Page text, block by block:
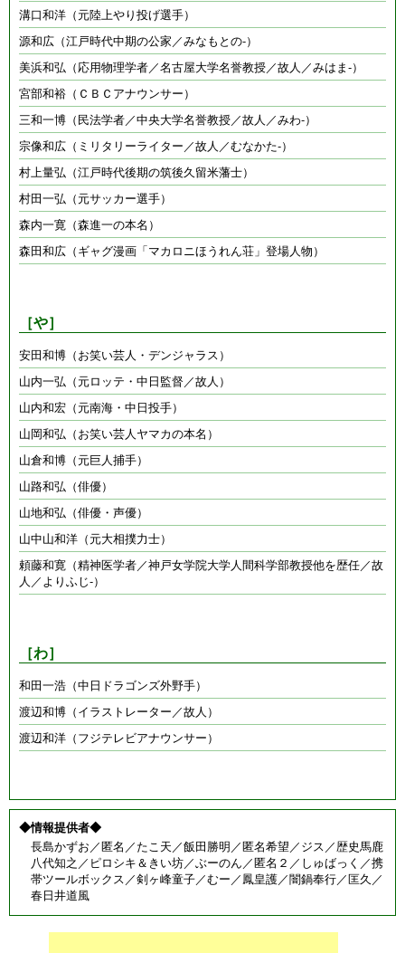
溝口和洋（元陸上やり投げ選手）
源和広（江戸時代中期の公家／みなもとの-）
美浜和弘（応用物理学者／名古屋大学名誉教授／故人／みはま-）
宮部和裕（ＣＢＣアナウンサー）
三和一博（民法学者／中央大学名誉教授／故人／みわ-）
宗像和広（ミリタリーライター／故人／むなかた-）
村上量弘（江戸時代後期の筑後久留米藩士）
村田一弘（元サッカー選手）
森内一寛（森進一の本名）
森田和広（ギャグ漫画「マカロニほうれん荘」登場人物）
［や］
安田和博（お笑い芸人・デンジャラス）
山内一弘（元ロッテ・中日監督／故人）
山内和宏（元南海・中日投手）
山岡和弘（お笑い芸人ヤマカの本名）
山倉和博（元巨人捕手）
山路和弘（俳優）
山地和弘（俳優・声優）
山中山和洋（元大相撲力士）
頼藤和寛（精神医学者／神戸女学院大学人間科学部教授他を歴任／故
人／よりふじ-）
［わ］
和田一浩（中日ドラゴンズ外野手）
渡辺和博（イラストレーター／故人）
渡辺和洋（フジテレビアナウンサー）
◆情報提供者◆
長島かずお／匿名／たこ天／飯田勝明／匿名希望／ジス／歴史馬鹿
八代知之／ピロシキ＆きい坊／ぶーのん／匿名２／しゅばっく／携
帯ツールボックス／剣ヶ峰童子／むー／鳳皇護／闇鍋奉行／匡久／
春日井道風